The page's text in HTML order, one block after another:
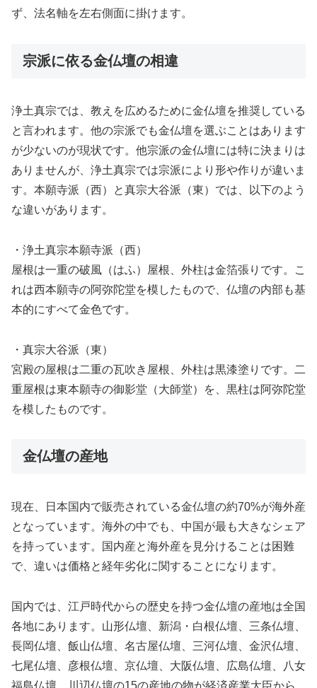
ず、法名軸を左右側面に掛けます。
宗派に依る金仏壇の相違
浄土真宗では、教えを広めるために金仏壇を推奨している
と言われます。他の宗派でも金仏壇を選ぶことはあります
が少ないのが現状です。他宗派の金仏壇には特に決まりは
ありませんが、浄土真宗では宗派により形や作りが違いま
す。本願寺派（西）と真宗大谷派（東）では、以下のよう
な違いがあります。
・浄土真宗本願寺派（西）
屋根は一重の破風（はふ）屋根、外柱は金箔張りです。こ
れは西本願寺の阿弥陀堂を模したもので、仏壇の内部も基
本的にすべて金色です。
・真宗大谷派（東）
宮殿の屋根は二重の瓦吹き屋根、外柱は黒漆塗りです。二
重屋根は東本願寺の御影堂（大師堂）を、黒柱は阿弥陀堂
を模したものです。
金仏壇の産地
現在、日本国内で販売されている金仏壇の約70%が海外産
となっています。海外の中でも、中国が最も大きなシェア
を持っています。国内産と海外産を見分けることは困難
で、違いは価格と経年劣化に関することになります。
国内では、江戸時代からの歴史を持つ金仏壇の産地は全国
各地にあります。山形仏壇、新潟・白根仏壇、三条仏壇、
長岡仏壇、飯山仏壇、名古屋仏壇、三河仏壇、金沢仏壇、
七尾仏壇、彦根仏壇、京仏壇、大阪仏壇、広島仏壇、八女
福島仏壇、川辺仏壇の15の産地の物が経済産業大臣から